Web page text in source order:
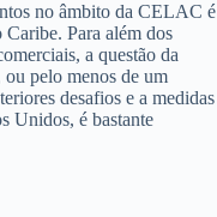
no âmbito da CELAC é
Para além dos
a questão da
pelo menos de um
desafios e a medidas
Unidos, é bastante